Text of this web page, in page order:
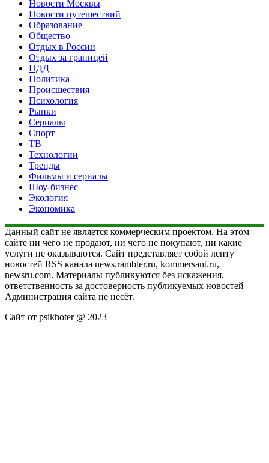
Новости Москвы
Новости путешествий
Образование
Общество
Отдых в России
Отдых за границей
ПДД
Политика
Происшествия
Психология
Рынки
Сериалы
Спорт
ТВ
Технологии
Тренды
Фильмы и сериалы
Шоу-бизнес
Экология
Экономика
Данный сайт не является коммерческим проектом. На этом
сайте ни чего не продают, ни чего не покупают, ни какие
услуги не оказываются. Сайт представляет собой ленту
новостей RSS канала news.rambler.ru, kommersant.ru,
newsru.com. Материалы публикуются без искажения,
ответственность за достоверность публикуемых новостей
Администрация сайта не несёт.
Сайт от psikhoter @ 2023